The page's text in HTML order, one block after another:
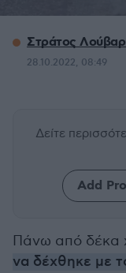
Στράτος
28.10.2022, 08:49
Δείτε
Add
Πάνω από δέκα
να δέχθηκε με